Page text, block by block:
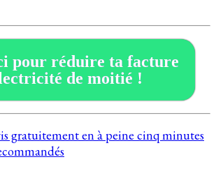
pour réduire ta facture
de moitié !
gratuitement en à peine cinq minutes